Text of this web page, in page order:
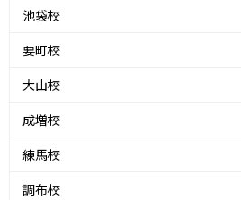
池袋校
要町校
大山校
成増校
練馬校
調布校